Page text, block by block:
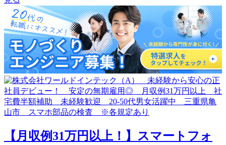
【月収例31万円以上！】スマートフォ